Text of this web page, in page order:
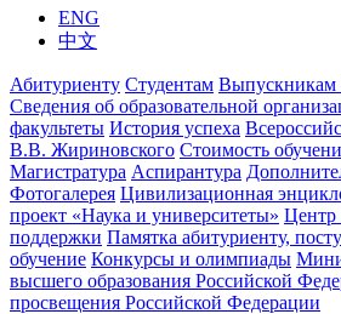
ENG
中文
Абитуриенту Студентам
Сведения об образовательной
факультеты История успеха
В.В. Жириновского Стоимость
Магистратура Аспирантура
Фотогалерея Цивилизационная
проект «Наука и университеты» Центр
поддержки Памятка абитуриенту,
обучение Конкурсы и олимпиады
высшего образования Российской
просвещения Российской Федерации